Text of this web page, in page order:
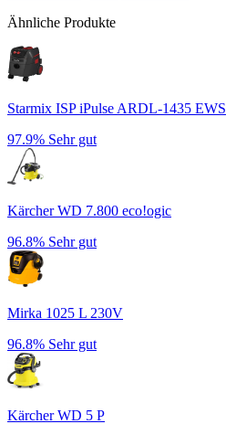
Ähnliche Produkte
Starmix ISP iPulse ARDL-1435 EWS
97.9% Sehr gut
Kärcher WD 7.800 eco!ogic
96.8% Sehr gut
Mirka 1025 L 230V
96.8% Sehr gut
Kärcher WD 5 P